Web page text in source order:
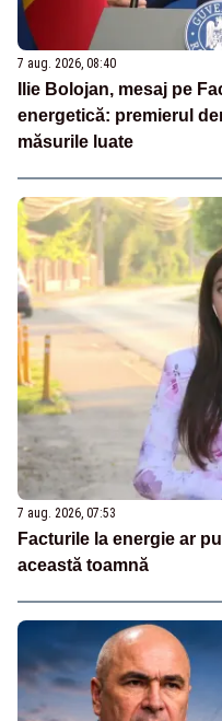
7 aug. 2026, 08:40
Ilie Bolojan, mesaj pe
energetică: premierul
măsurile luate
7 aug. 2026, 07:53
Facturile la energie ar
această toamnă